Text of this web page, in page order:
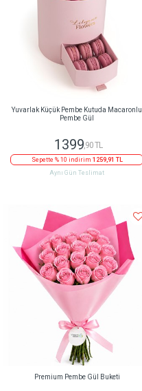
Yuvarlak Küçük Pembe Kutuda Macaronlu
Pembe Gül
1399 ,90 TL
Sepette % 10 indirim 1259,91 TL
Aynı Gün Teslimat
Premium Pembe Gül Buketi